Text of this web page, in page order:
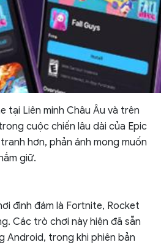
tại Liên minh Châu Âu và trên
cuộc chiến lâu dài của Epic
hơn, phản ánh mong muốn
giữ.
đình đám là Fortnite, Rocket
Các trò chơi này hiện đã sẵn
Android, trong khi phiên bản